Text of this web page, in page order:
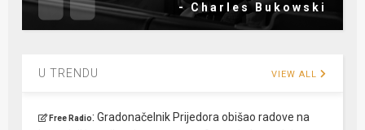
- Charles Bukowski
U TRENDU VIEW ALL
Free Radio:Gradonačelnik Prijedora obišao radove na